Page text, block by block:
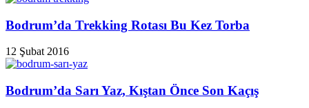
Bodrum’da Trekking Rotası Bu Kez Torba
12 Şubat 2016
Bodrum’da Sarı Yaz, Kıştan Önce Son Kaçış